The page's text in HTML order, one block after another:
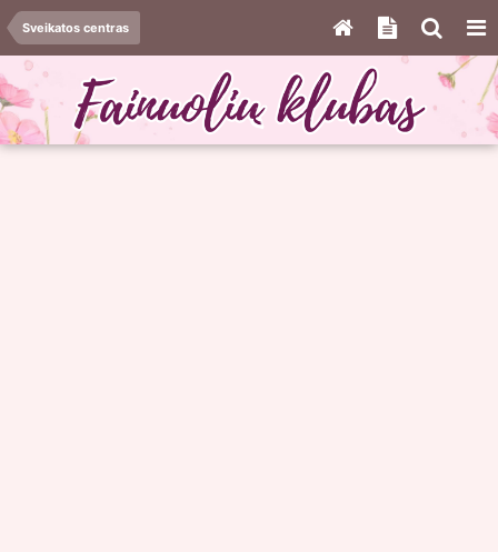
Sveikatos centras